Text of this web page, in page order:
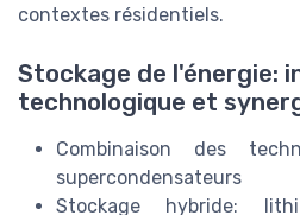
contextes résidentiels.
Stockage de l'énergie:
technologique et
Combinaison des
supercondensateurs
Stockage hybride: